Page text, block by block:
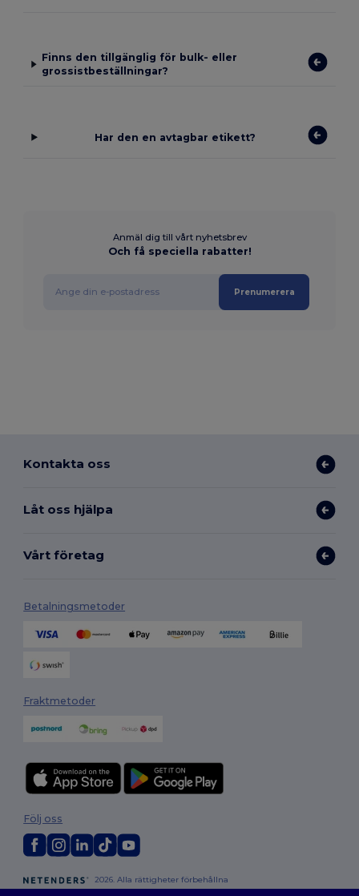
Finns den tillgänglig för bulk- eller
grossistbeställningar?
Har den en avtagbar etikett?
Anmäl dig till vårt nyhetsbrev
Och få speciella rabatter!
Prenumerera
Kontakta oss
Låt oss hjälpa
Vårt företag
Betalningsmetoder
Fraktmetoder
2026. Alla rättigheter förbehållna
Följ oss